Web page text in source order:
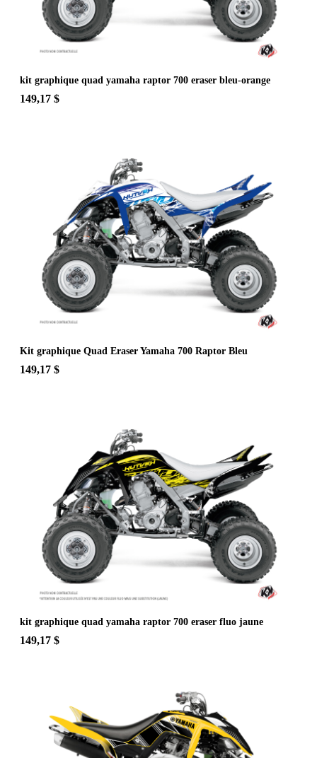
kit graphique quad yamaha raptor 700 eraser bleu-orange
149,17 $
Kit graphique Quad Eraser Yamaha 700 Raptor Bleu
149,17 $
kit graphique quad yamaha raptor 700 eraser fluo jaune
149,17 $